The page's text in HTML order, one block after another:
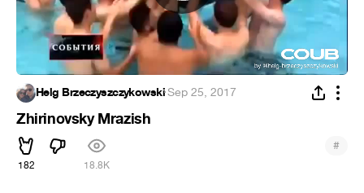
Helg Brzeczyszczykowski·Sep 25, 2017
Zhirinovsky Mrazish
182 18.8K
#